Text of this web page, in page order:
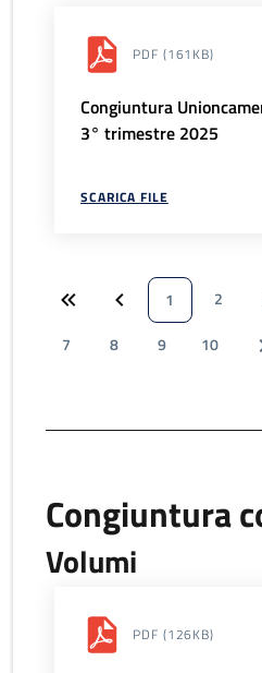
PDF (161KB)
Congiuntura
3° trimestre 2025
SCARICA FILE
1 2
7
8 9 10
Congiuntura
Volumi
PDF (126KB)